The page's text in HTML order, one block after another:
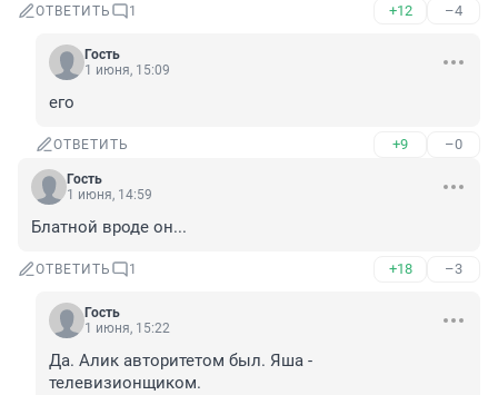
ОТВЕТИТЬ 1 +12 –4
Гость
1 июня, 15:09
его
ОТВЕТИТЬ +9 –0
Гость
1 июня, 14:59
Блатной вроде он...
ОТВЕТИТЬ 1 +18 –3
Гость
1 июня, 15:22
Да. Алик авторитетом был. Яша -
телевизионщиком.